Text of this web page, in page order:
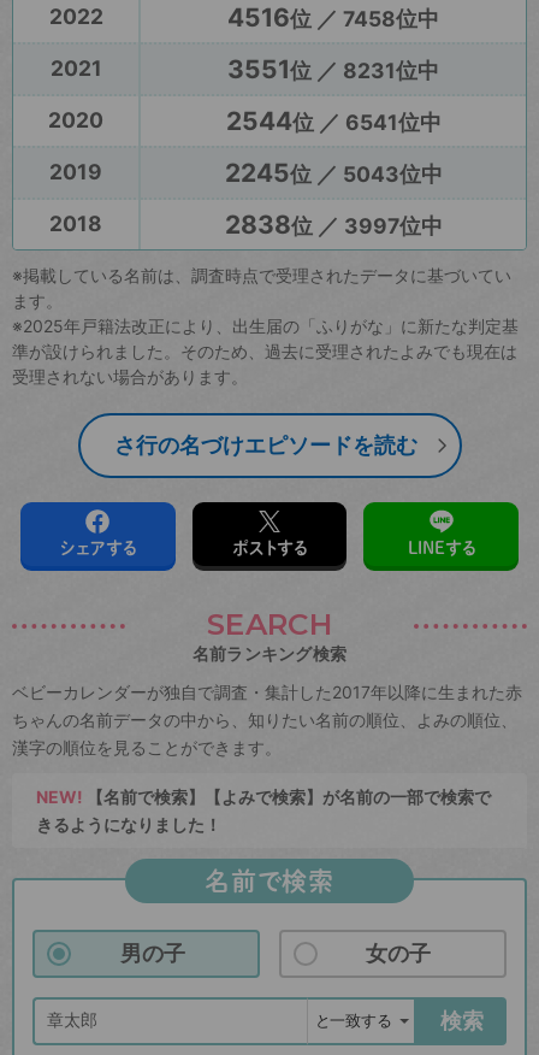
2022 4516位 ／ 7458位中
2021
3551位 ／ 8231位中
2020
2544位 ／ 6541位中
2019
2245位 ／ 5043位中
2018
2838位 ／ 3997位中
※掲載している名前は、調査時点で受理されたデータに基づいてい
ます。
※2025年戸籍法改正により、出生届の「ふりがな」に新たな判定基
準が設けられました。そのため、過去に受理されたよみでも現在は
受理されない場合があります。
さ行の名づけエピソードを読む
シェアする ポストする LINEする
SEARCH
名前ランキング検索
ベビーカレンダーが独自で調査・集計した2017年以降に生まれた赤
ちゃんの名前データの中から、知りたい名前の順位、よみの順位、
漢字の順位を見ることができます。
NEW! 【名前で検索】【よみで検索】が名前の一部で検索で
きるようになりました！
名前で検索
男の子 女の子
検索